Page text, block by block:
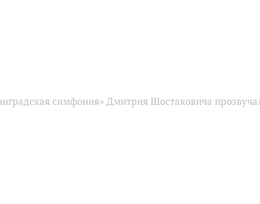
симфония» Дмитрия Шостаковича